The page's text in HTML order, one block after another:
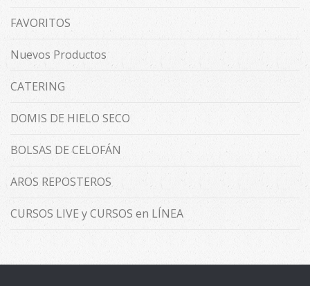
FAVORITOS
Nuevos Productos
CATERING
DOMIS DE HIELO SECO
BOLSAS DE CELOFÁN
AROS REPOSTEROS
CURSOS LIVE y CURSOS en LÍNEA